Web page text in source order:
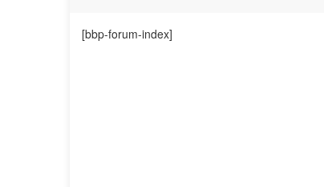
[bbp-forum-index]